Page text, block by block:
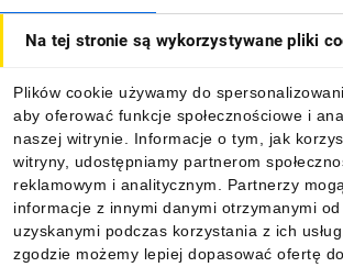
Na tej stronie są wykorzystywane pliki
Plików cookie używamy do
aby oferować funkcje społecznościowe i
naszej witrynie. Informacje o tym, jak
witryny, udostępniamy partnerom
reklamowym i analitycznym. Partnerzy
informacje z innymi danymi otrzymanymi
uzyskanymi podczas korzystania z ich
zgodzie możemy lepiej dopasować ofertę
Informacje
Pobierz naszą aplikację